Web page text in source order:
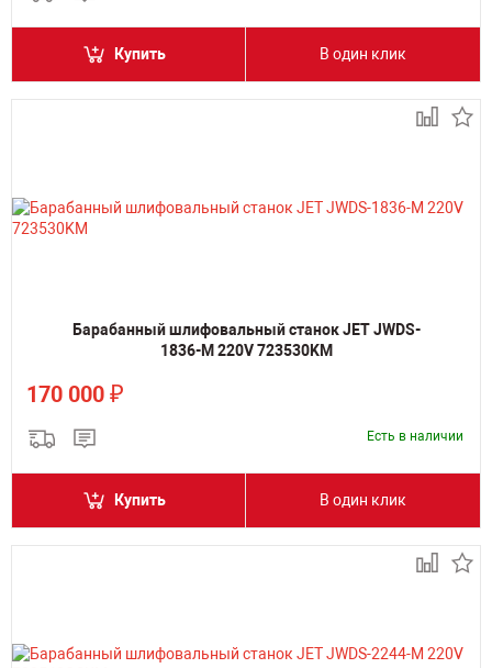
Купить В один клик
Барабанный шлифовальный станок JET JWDS-
1836-M 220V 723530KM
170 000 ₽
Есть в наличии
Купить В один клик